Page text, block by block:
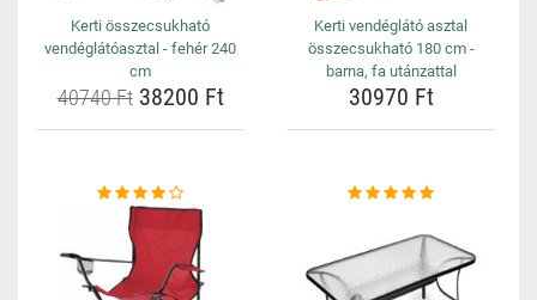
Kerti összecsukható
vendéglátóasztal - fehér 240
cm
40740 Ft38200 Ft
Kerti vendéglátó asztal
összecsukható 180 cm -
barna, fa utánzattal
30970 Ft